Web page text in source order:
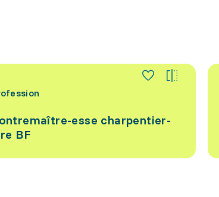
esse charpentier-
BF